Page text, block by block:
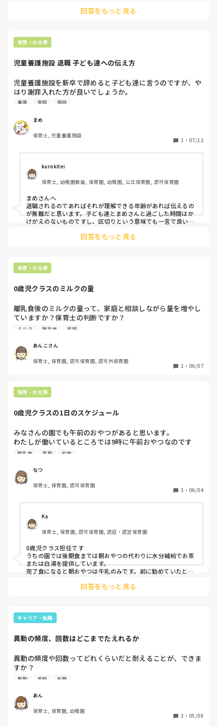
遊びを紹介して夏休みに保護者も子どもと一緒に楽しめるよう
回答をもっと見る
保育・お仕事
児童養護施設 退職 子ども達への伝え方
児童養護施設を新卒で辞めると子ども達に言うのですが、や
はり謝罪入れた方が良いでしょうか。
理由は家庭の都合によりといいます。
養護 家庭 施設
まめ
保育士, 児童養護施設
1 ・ 07/12
kurokitei
保育士, 幼稚園教諭, 保育園, 幼稚園, 公立保育園, 認可保育園
まめさんへ
退職されるのであればそれが理解できる年齢があれば伝えるの
が無難だと思います。子ども達とまめさんと過ごした時間はか
けがえのないものですし、区切りという意味でも一言で良いの
回答をもっと見る
保育・お仕事
0歳児クラスのミルクの量
離乳食後のミルクの量って、家庭と相談しながら量を増やし
ていますか？保育士の判断ですか？
子どもが成長していくに連れて、ミルク量も増えたり減った
ミルク 離乳食 家庭
あんこさん
保育士, 保育園, 認可保育園, 認可外保育園
1 ・ 06/07
保育・お仕事
0歳児クラスの1日のスケジュール
みなさんの園でも午前のおやつがあると思います。
わたしが働いているところでは9時に午前おやつなのです
が、子どもによっては家で8時に朝食を食べ、お腹が空いて
児なので取り敢えず席に座らせておやつを見せて口に運んで
みます。食べなければ終わりにします。
個人的に8時に離乳食食べてきたら9時におやつあげなくても
いいのでは、、と思ってしまいます。昼食も12時までに食べ
ることが決まっていて4時間空けずに与えることもありま
みなさんの園では食事(離乳食)の時間を調整していますか？
家庭と相談したりしているのでしょうか。
みなさんの園でどうしているか教えていただきたいです！
離乳食 家庭 給食
なつ
保育士, 保育園, 認可保育園
3 ・ 06/04
Ka
保育士, 保育園, 認可保育園, 認証・認定保育園
0歳児クラス担任です
うちの園では後期食までは朝おやつの代わりに水分補給でお茶
または白湯を提供しています。
完了食になると朝おやつは牛乳のみです。前に勤めていたとこ
私が今勤めている園の子ども達は8時にご飯を食べてきてる子
が少ないので、あまりこうしてきてください！とは言ってませ
んが、そのお子さんが1日元気に過ごせるよう家庭と園の様子
を伝えながら相談してみるのもいいかもしれませんね。
朝おやつではなく、ミルクのみの子の話で申し訳ないですが、
実際朝6時とかにミルクを飲んで以降そのまま登園していた子
がいまして、何日か続いたので保護者にみんなが離乳食を食べ
る時間くらいにお腹が空くようにミルクの時間調整してみてく
した。
それ以降お家で調節してくださるようになりました。
ペアの先生や主任、園長にも相談してなつ先生の勤めている保
回答をもっと見る
キャリア・転職
異動の頻度、回数はどこまでたえれるか
異動の頻度や回数ってどれくらいだと耐えることが、できま
すか？
転職して一年の間に２回目の異動してほしいと言われまし
来年度は正職になることを希望していますが、今年度はパー
トで働いています。一回目の時は同じ市内の園に異動してと
２週間前に言われて異動しました。
今回、正職にするから７月に引っ越しが必要な距離に異動し
異動 家庭 転職
あん
保育士, 保育園, 幼稚園
3 ・ 05/08